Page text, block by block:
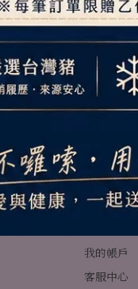
我的帳戶
客服中心